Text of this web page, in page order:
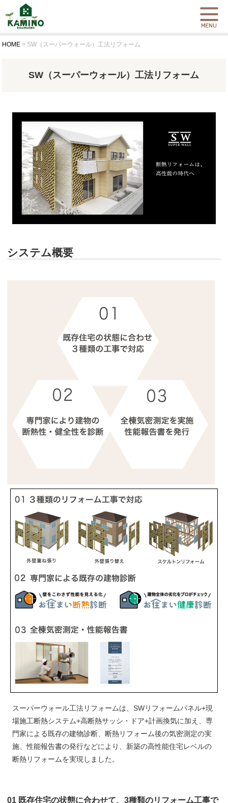
HOME > SW（スーパーウォール）工法リフォーム
SW（スーパーウォール）工法リフォーム
システム概要
スーパーウォール工法リフォームは、SWリフォームパネル+現
場施工断熱システム+高断熱サッシ・ドア+計画換気に加え、専
門家による既存の建物診断、断熱リフォーム後の気密測定の実
施、性能報告書の発行などにより、新築の高性能住宅レベルの
断熱リフォームを実現しました。
01 既存住宅の状態に合わせて、3種類のリフォーム工事で